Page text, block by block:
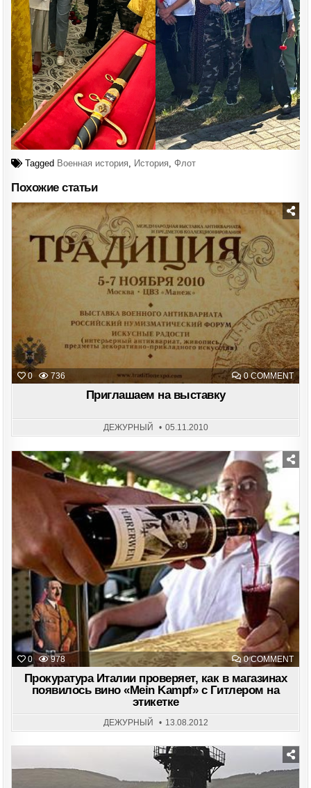
Tagged Военная история История ,Флот
Похожие статьи
0 736 0 COMMENTON
Posted
in
Приглашаем на выставку
ДЕЖУРНЫЙ 05.11.2010
0 978 0 COMMENTON
С
НА
Posted
Прокуратура Италии проверяет, как в магазинах
появилось вино «Mein Kampf» с Гитлером на
этикетке
ДЕЖУРНЫЙ 13.08.2012
Posted